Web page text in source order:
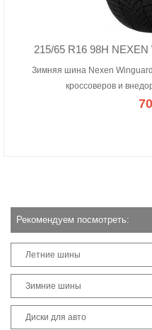
215/65 R16 98H
Зимняя шина Nexen
кроссоверов и
Рекомендуем посмотреть:
Летние шины
Зимние шины
Диски для авто